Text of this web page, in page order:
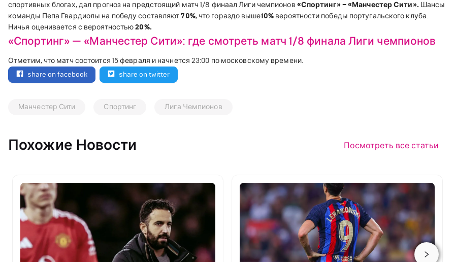
спортивных блогах, дал прогноз на предстоящий матч 1/8 финаал Лиги чемпионов «Спортинг» – «Манчестер Сити». Шансы
команды Пепа Гвардиолы на победу составляют70%, что гораздо выше10%вероятности победы португальского клуба.
Ничья оценивается с вероятностью20%.
«Спортинг» — «Манчестер Сити»: где смотреть матч 1/8 финала Лиги чемпионов
Отметим, что матч состоится 15 февраля и начнется 23:00 по московскому времени.
share on facebook
share on twitter
Манчестер Сити Спортинг Лига Чемпионов
Похожие Новости Посмотреть все статьи